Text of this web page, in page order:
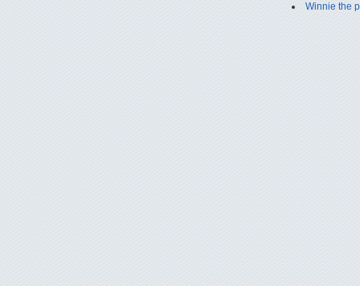
Winnie the